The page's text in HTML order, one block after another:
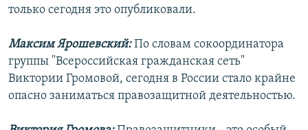
только сегодня это опубликовали.
Максим Ярошевский:По словам сокоординатора
группы "Всероссийская гражданская сеть"
Виктории Громовой, сегодня в России стало крайне
опасно заниматься правозащитной деятельностью.